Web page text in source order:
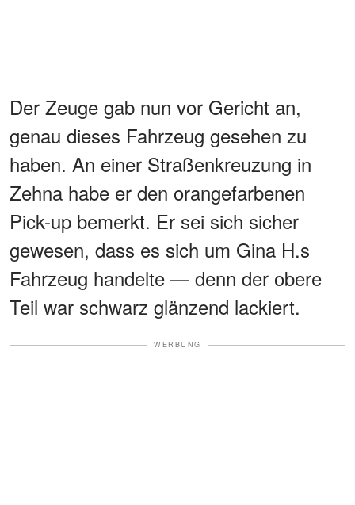
Der Zeuge gab nun vor Gericht an,
genau dieses Fahrzeug gesehen zu
haben. An einer Straßenkreuzung in
Zehna habe er den orangefarbenen
Pick-up bemerkt. Er sei sich sicher
gewesen, dass es sich um Gina H.s
Fahrzeug handelte — denn der obere
Teil war schwarz glänzend lackiert.
WERBUNG